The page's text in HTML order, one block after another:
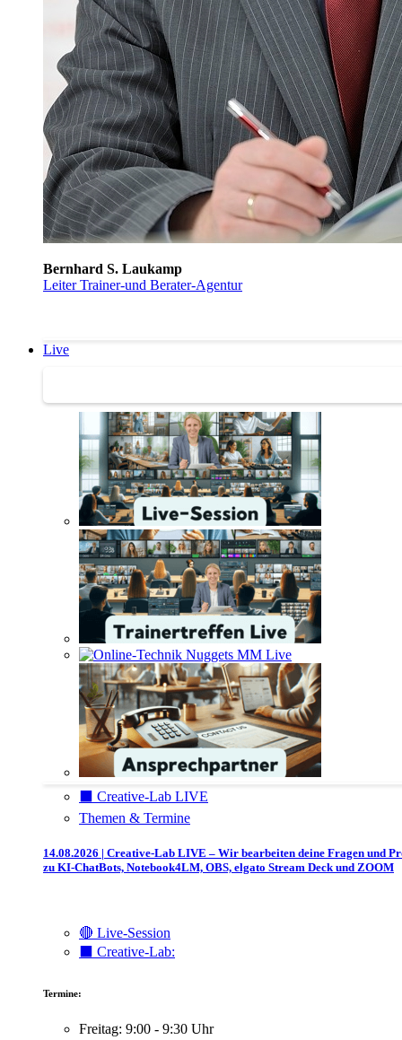
Bernhard S. Laukamp
Leiter Trainer-und Berater-Agentur
Live
⬛️ Creative-Lab LIVE
Themen & Termine
14.08.2026 | Creative-Lab LIVE – Wir bearbeiten deine Fragen und
zu KI-ChatBots, Notebook4LM, OBS, elgato Stream Deck und ZOOM
🔴 Live-Session
⬛️ Creative-Lab:
Termine:
Freitag: 9:00 - 9:30 Uhr